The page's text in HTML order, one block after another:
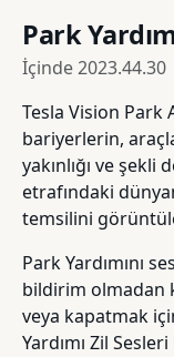
Park
İçinde2023.44.30
Tesla Vision Park
bariyerlerin,
yakınlığı ve şekli
etrafındaki
temsilini
Park Yardımını
bildirim olmadan
veya kapatmak
Yardımı Zil